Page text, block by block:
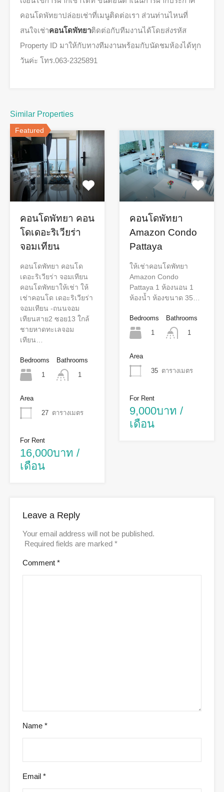
คอนโดพัทยาปล่อยเช่าที่เมนูติดต่อเรา ส่วนท่านไหนที่
สนใจเช่าคอนโดพัทยาติดต่อกับทีมงานได้โดยส่งรหัส
Property ID มาให้กับทางทีมงานพร้อมกับนัดชมห้องได้ทุก
วันค่ะ โทร.063-2325891
Similar Properties
Featured
คอนโดพัทยา คอน
โดเดอะริเวียร่า
จอมเทียน
คอนโดพัทยา คอนโด
เดอะริเวียร่า จอมเทียน
คอนโดพัทยาให้เช่า ให้
เช่าคอนโด เดอะริเวียร่า
จอมเทียน -ถนนจอม
เทียนสาย2 ซอย13 ใกล้
ชายหาดทะเลจอม
เทียน…
Bedrooms
1
Bathrooms
1
Area
27 ตารางเมตร
For Rent
16,000บาท /
เดือน
คอนโดพัทยา
Amazon Condo
Pattaya
ให้เช่าคอนโดพัทยา
Amazon Condo
Pattaya 1 ห้องนอน 1
ห้องน้ำ ห้องขนาด 35…
Bedrooms
1
Bathrooms
1
Area
35 ตารางเมตร
For Rent
9,000บาท /
เดือน
Leave a Reply
Your email address will not be published.
Required fields are marked *
Comment *
Name *
Email *